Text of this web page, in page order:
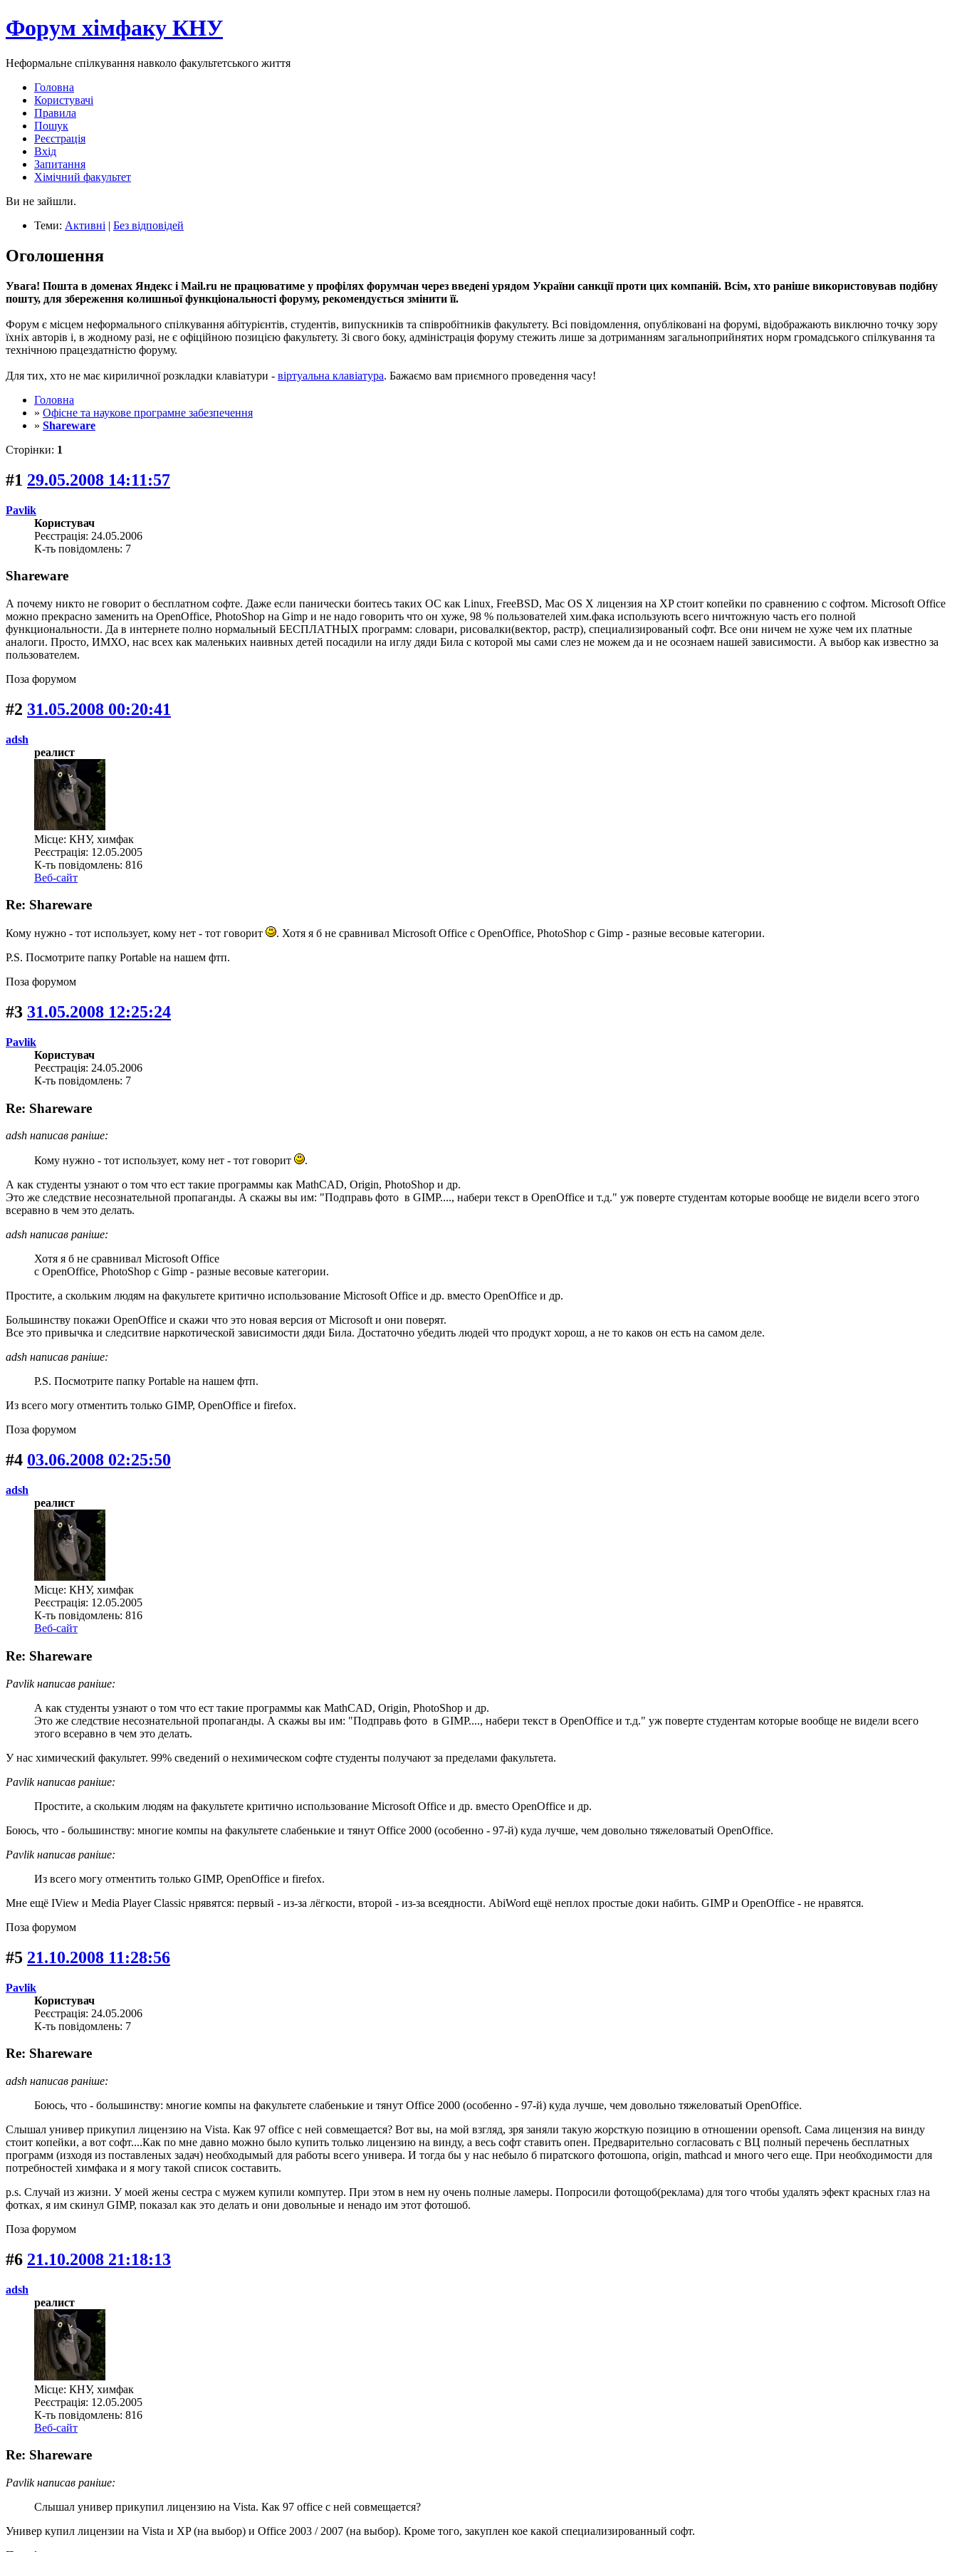
Форум хімфаку КНУ
Неформальне спілкування навколо факультетського життя
Головна
Користувачі
Правила
Пошук
Реєстрація
Вхід
Запитання
Хімічний факультет
Ви не зайшли.
Теми: Активні | Без відповідей
Оголошення
Увага! Пошта в доменах Яндекс і Mail.ru не працюватиме у профілях форумчан через введені урядом України санкції проти цих компаній. Всім, хто раніше використовував подібну
пошту, для збереження колишньої функціональності форуму, рекомендується змінити її.
Форум є місцем неформального спілкування абітурієнтів, студентів, випускників та співробітників факультету. Всі повідомлення, опубліковані на форумі, відображають виключно точку зору
їхніх авторів і, в жодному разі, не є офіційною позицією факультету. Зі свого боку, адміністрація форуму стежить лише за дотриманням загальноприйнятих норм громадського спілкування та
технічною працездатністю форуму.
Для тих, хто не має кириличної розкладки клавіатури - віртуальна клавіатура. Бажаємо вам приємного проведення часу!
Головна
» Офісне та наукове програмне забезпечення
» Shareware
Сторінки: 1
#1 29.05.2008 14:11:57
Pavlik
Користувач
Реєстрація: 24.05.2006
К-ть повідомлень: 7
Shareware
А почему никто не говорит о бесплатном софте. Даже если панически боитесь таких ОС как Linux, FreeBSD, Mac OS X лицензия на XP стоит копейки по сравнению с софтом. Microsoft Office
можно прекрасно заменить на OpenOffice, PhotoShop на Gimp и не надо говорить что он хуже, 98 % пользователей хим.фака использують всего ничтожную часть его полной
функциональности. Да в интернете полно нормальный БЕСПЛАТНЫХ программ: словари, рисовалки(вектор, растр), специализированый софт. Все они ничем не хуже чем их платные
аналоги. Просто, ИМХО, нас всех как маленьких наивных детей посадили на иглу дяди Била с которой мы сами слез не можем да и не осознаем нашей зависимости. А выбор как известно за
пользователем.
Поза форумом
#2 31.05.2008 00:20:41
adsh
реалист
Місце: КНУ, химфак
Реєстрація: 12.05.2005
К-ть повідомлень: 816
Веб-сайт
Re: Shareware
Кому нужно - тот использует, кому нет - тот говорит
. Хотя я б не сравнивал Microsoft Office с OpenOffice, PhotoShop с Gimp - разные весовые категории.
P.S. Посмотрите папку Portable на нашем фтп.
Поза форумом
#3 31.05.2008 12:25:24
Pavlik
Користувач
Реєстрація: 24.05.2006
К-ть повідомлень: 7
Re: Shareware
adsh написав раніше:
Кому нужно - тот использует, кому нет - тот говорит
.
А как студенты узнают о том что ест такие программы как MathCAD, Origin, PhotoShop и др.
Это же следствие несознательной пропаганды. А скажы вы им: "Подправь фото в GIMP...., набери текст в OpenOffice и т.д." уж поверте студентам которые вообще не видели всего этого
всеравно в чем это делать.
adsh написав раніше:
Хотя я б не сравнивал Microsoft Office
с OpenOffice, PhotoShop с Gimp - разные весовые категории.
Простите, а скольким людям на факультете критично использование Microsoft Office и др. вместо OpenOffice и др.
Большинству покажи OpenOffice и скажи что это новая версия от Microsoft и они поверят.
Все это привычка и следситвие наркотической зависимости дяди Била. Достаточно убедить людей что продукт хорош, а не то каков он есть на самом деле.
adsh написав раніше:
P.S. Посмотрите папку Portable на нашем фтп.
Из всего могу отментить только GIMP, OpenOffice и firefox.
Поза форумом
#4 03.06.2008 02:25:50
adsh
реалист
Місце: КНУ, химфак
Реєстрація: 12.05.2005
К-ть повідомлень: 816
Веб-сайт
Re: Shareware
Pavlik написав раніше:
А как студенты узнают о том что ест такие программы как MathCAD, Origin, PhotoShop и др.
Это же следствие несознательной пропаганды. А скажы вы им: "Подправь фото в GIMP...., набери текст в OpenOffice и т.д." уж поверте студентам которые вообще не видели всего
этого всеравно в чем это делать.
У нас химический факультет. 99% сведений о нехимическом софте студенты получают за пределами факультета.
Pavlik написав раніше:
Простите, а скольким людям на факультете критично использование Microsoft Office и др. вместо OpenOffice и др.
Боюсь, что - большинству: многие компы на факультете слабенькие и тянут Office 2000 (особенно - 97-й) куда лучше, чем довольно тяжеловатый OpenOffice.
Pavlik написав раніше:
Из всего могу отментить только GIMP, OpenOffice и firefox.
Мне ещё IView и Media Player Classic нрявятся: первый - из-за лёгкости, второй - из-за всеядности. AbiWord ещё неплох простые доки набить. GIMP и OpenOffice - не нравятся.
Поза форумом
#5 21.10.2008 11:28:56
Pavlik
Користувач
Реєстрація: 24.05.2006
К-ть повідомлень: 7
Re: Shareware
adsh написав раніше:
Боюсь, что - большинству: многие компы на факультете слабенькие и тянут Office 2000 (особенно - 97-й) куда лучше, чем довольно тяжеловатый OpenOffice.
Слышал универ прикупил лицензию на Vista. Как 97 office с ней совмещается? Вот вы, на мой взгляд, зря заняли такую жорсткую позицию в отношении opensoft. Сама лицензия на винду
стоит копейки, а вот софт....Как по мне давно можно было купить только лицензию на винду, а весь софт ставить опен. Предварительно согласовать с ВЦ полный перечень бесплатных
программ (изходя из поставленых задач) необходымый для работы всего универа. И тогда бы у нас небыло б пиратского фотошопа, origin, mathcad и много чего еще. При необходимости для
потребностей химфака и я могу такой список составить.
p.s. Случай из жизни. У моей жены сестра с мужем купили компутер. При этом в нем ну очень полные ламеры. Попросили фотощоб(реклама) для того чтобы удалять эфект красных глаз на
фотках, я им скинул GIMP, показал как это делать и они довольные и ненадо им этот фотошоб.
Поза форумом
#6 21.10.2008 21:18:13
adsh
реалист
Місце: КНУ, химфак
Реєстрація: 12.05.2005
К-ть повідомлень: 816
Веб-сайт
Re: Shareware
Pavlik написав раніше:
Слышал универ прикупил лицензию на Vista. Как 97 office с ней совмещается?
Универ купил лицензии на Vista и XP (на выбор) и Office 2003 / 2007 (на выбор). Кроме того, закуплен кое какой специализированный софт.